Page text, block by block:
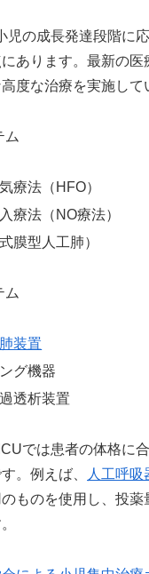
児の成長発達段階に
あります。最新の医
度な治療を実施して
ム
療法（HFO）
療法（NO療法）
膜型人工肺）
ム
装置
グ機器
透析装置
では患者の体格に
。例えば、
人工呼吸
ものを使用し、投薬